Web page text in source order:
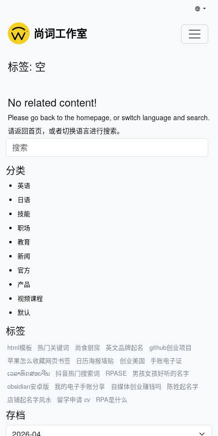
尚词工作室
标签: 空
No related content!
Please go back to the homepage, or switch language and search.
请返回首页，或者切换语言进行搜索。
分类
英语
日语
技能
职场
教育
新闻
官方
产品
视频课程
默认
标签
html模板 热门关键词 尚食厨房 英文品牌起名
github创业项目
苹果怎么收藏网页书签
日历海报墙贴 创业美国
手账电子证
ເວລາທົດສອບຈີນ
抖音热门搜索词 RPASE
男孩女孩好听的名字
obsidian安卓版
我的电子手账分享 自媒体创业赚钱吗
陈姓起名字
店铺起名字风水
留学申请 cv RPA是什么
存档